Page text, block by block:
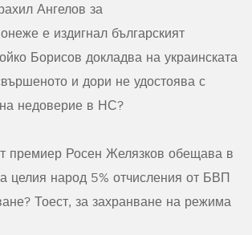
Ангелов за
е издигнал българският
Борисов докладва на украинската
и дори не удостоява с
недоверие в НС?
премиер Росен Желязков обещава в
целия народ 5% отчисления от БВП
Тоест, за захранване на режима